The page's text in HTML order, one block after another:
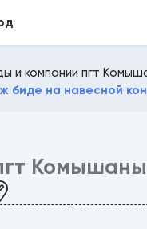
и компании пгт
биде на навесной
Комышаны